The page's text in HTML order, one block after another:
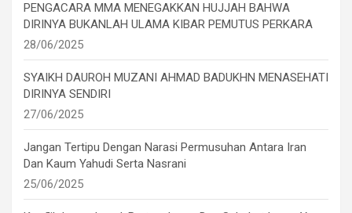
PENGACARA MMA MENEGAKKAN HUJJAH BAHWA
DIRINYA BUKANLAH ULAMA KIBAR PEMUTUS PERKARA
28/06/2025
SYAIKH DAUROH MUZANI AHMAD BADUKHN MENASEHATI
DIRINYA SENDIRI
27/06/2025
Jangan Tertipu Dengan Narasi Permusuhan Antara Iran
Dan Kaum Yahudi Serta Nasrani
25/06/2025